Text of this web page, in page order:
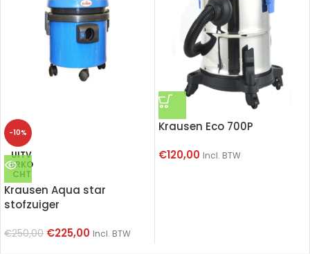
-10%
UITV
ERKO
CHT
Krausen Aqua star
stofzuiger
€250,00 €225,00 Incl. BTW
Krausen Eco 700P
€120,00 Incl. BTW